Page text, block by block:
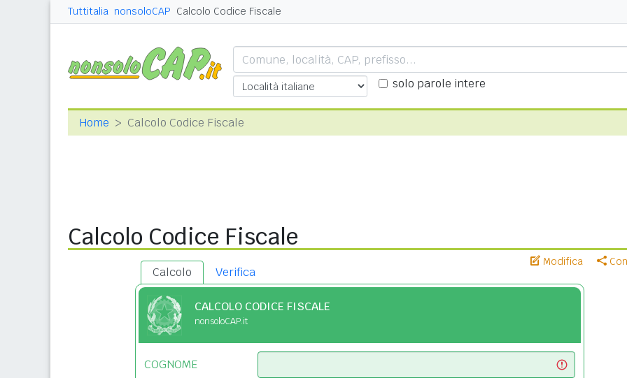
Tuttitalia nonsoloCAP Calcolo Codice Fiscale
solo parole intere
Home Calcolo Codice Fiscale
Calcolo Codice Fiscale
Modifica
Calcolo Verifica
CALCOLO CODICE FISCALE
nonsoloCAP.it
COGNOME